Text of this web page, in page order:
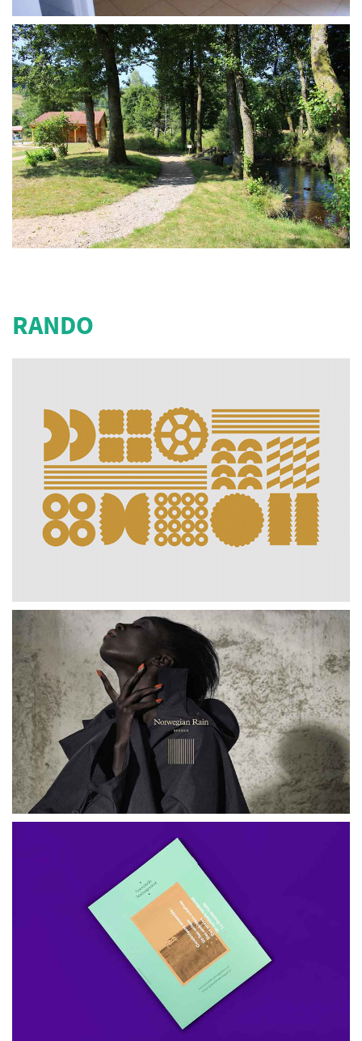
RANDO